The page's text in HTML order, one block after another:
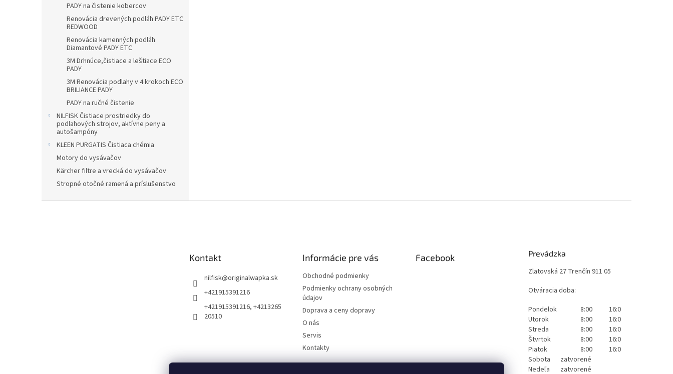
PADY na čistenie kobercov
Renovácia drevených podláh PADY ETC
REDWOOD
Renovácia kamenných podláh
Diamantové PADY ETC
3M Drhnúce,čistiace a leštiace ECO
PADY
3M Renovácia podlahy v 4 krokoch ECO
BRILIANCE PADY
PADY na ručné čistenie
NILFISK Čistiace prostriedky do
podlahových strojov, aktívne peny a
autošampóny
KLEEN PURGATIS Čistiaca chémia
Motory do vysávačov
Kärcher filtre a vrecká do vysávačov
Stropné otočné ramená a príslušenstvo
Kontakt
nilfisk@originalwapka.sk
+421915391216
+421915391216, +4213265
20510
Informácie pre vás
Obchodné podmienky
Podmienky ochrany osobných
údajov
Doprava a ceny dopravy
O nás
Servis
Kontakty
Facebook Prevádzka
Zlatovská 27 Trenčín 911 05
Otváracia doba:
Pondelok
8:00
16:00
Utorok
8:00
16:00
Streda
8:00
16:00
Štvrtok
8:00
16:00
Piatok
8:00
16:00
Sobota
zatvorené
Nedeľa
zatvorené